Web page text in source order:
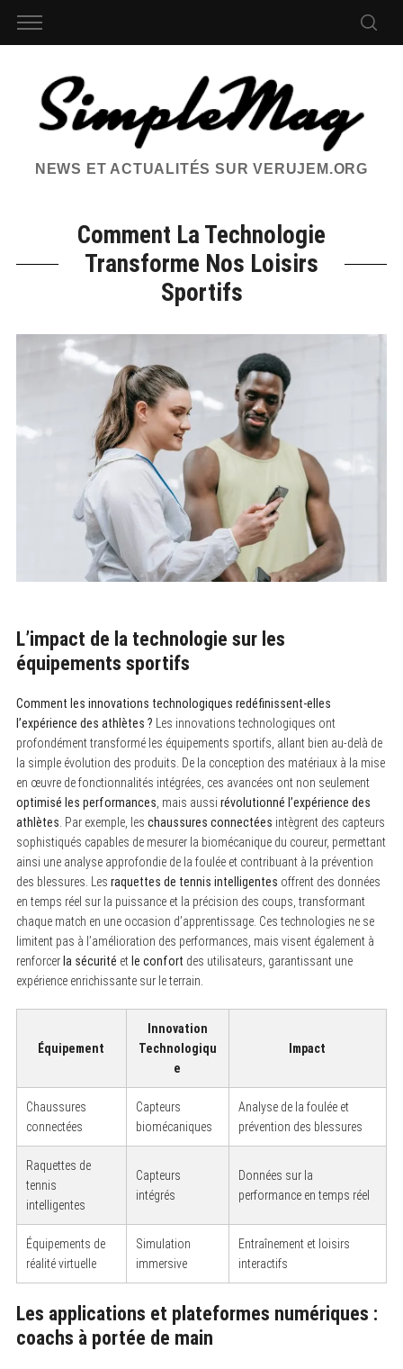
NEWS ET ACTUALITÉS SUR VERUJEM.ORG
Comment La Technologie
Transforme Nos Loisirs
Sportifs
L’impact de la technologie sur les
équipements sportifs
Comment les innovations technologiques redéfinissent-elles
l’expérience des athlètes ? Les innovations technologiques ont
profondément transformé les équipements sportifs, allant bien au-delà de
la simple évolution des produits. De la conception des matériaux à la mise
en œuvre de fonctionnalités intégrées, ces avancées ont non seulement
optimisé les performances , mais aussi révolutionné l’expérience des
athlètes . Par exemple, les chaussures connectées intègrent des capteurs
sophistiqués capables de mesurer la biomécanique du coureur, permettant
ainsi une analyse approfondie de la foulée et contribuant à la prévention
des blessures. Les raquettes de tennis intelligentes offrent des données
en temps réel sur la puissance et la précision des coups, transformant
chaque match en une occasion d’apprentissage. Ces technologies ne se
limitent pas à l’amélioration des performances, mais visent également à
renforcer la sécurité et le confort des utilisateurs, garantissant une
expérience enrichissante sur le terrain.
Équipement
Innovation
Technologiqu
e
Impact
Chaussures
connectées
Capteurs
biomécaniques
Analyse de la foulée et
prévention des blessures
Raquettes de
tennis
intelligentes
Capteurs
intégrés
Données sur la
performance en temps réel
Équipements de
réalité virtuelle
Simulation
immersive
Entraînement et loisirs
interactifs
Les applications et plateformes numériques :
coachs à portée de main